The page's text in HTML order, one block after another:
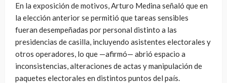
En la exposición de motivos, Arturo Medina señaló que en
la elección anterior se permitió que tareas sensibles
fueran desempeñadas por personal distinto a las
presidencias de casilla, incluyendo asistentes electorales y
otros operadores, lo que —afirmó— abrió espacio a
inconsistencias, alteraciones de actas y manipulación de
paquetes electorales en distintos puntos del país.